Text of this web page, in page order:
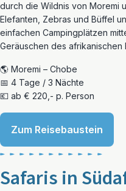
durch die Wildnis von Moremi
Elefanten, Zebras und Büffel
einfachen Campingplätzen
Geräuschen des afrikanischen
🌎 Moremi – Chobe
📅 4 Tage / 3 Nächte
💶 ab € 220,- p. Person
Zum Reisebaustein
Safaris in